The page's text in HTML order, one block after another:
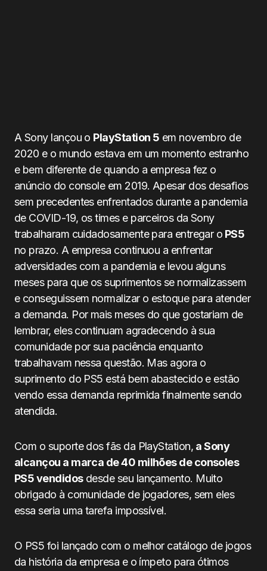
A Sony lançou o PlayStation 5 em novembro de
2020 e o mundo estava em um momento estranho
e bem diferente de quando a empresa fez o
anúncio do console em 2019. Apesar dos desafios
sem precedentes enfrentados durante a pandemia
de COVID-19, os times e parceiros da Sony
trabalharam cuidadosamente para entregar o PS5
no prazo. A empresa continuou a enfrentar
adversidades com a pandemia e levou alguns
meses para que os suprimentos se normalizassem
e conseguissem normalizar o estoque para atender
a demanda. Por mais meses do que gostariam de
lembrar, eles continuam agradecendo à sua
comunidade por sua paciência enquanto
trabalhavam nessa questão. Mas agora o
suprimento do PS5 está bem abastecido e estão
vendo essa demanda reprimida finalmente sendo
atendida.
Com o suporte dos fãs da PlayStation, a Sony
alcançou a marca de 40 milhões de consoles
PS5 vendidosdesde seu lançamento. Muito
obrigado à comunidade de jogadores, sem eles
essa seria uma tarefa impossível.
O PS5 foi lançado com o melhor catálogo de jogos
da história da empresa e o ímpeto para ótimos